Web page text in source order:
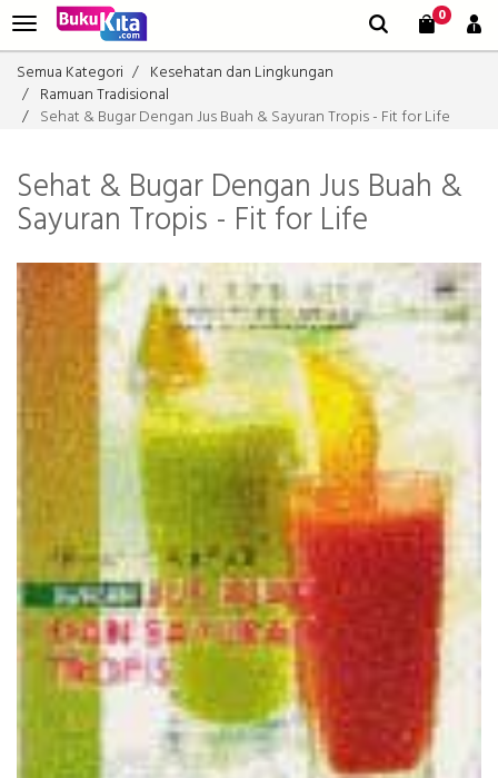
0
Semua Kategori
Kesehatan dan Lingkungan
Ramuan Tradisional
Sehat & Bugar Dengan Jus Buah & Sayuran Tropis - Fit for Life
Sehat & Bugar Dengan Jus Buah &
Sayuran Tropis - Fit for Life